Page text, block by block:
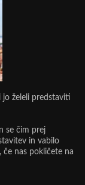
jo želeli predstaviti
se čim prej
in vabilo
nas pokličete na